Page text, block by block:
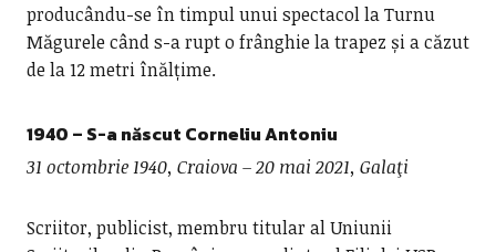
producându-se în timpul unui spectacol la Turnu
Măgurele când s-a rupt o frânghie la trapez și a căzut
de la 12 metri înălțime.
1940 – S-a născut Corneliu Antoniu
31 octombrie 1940, Craiova – 20 mai 2021, Galaţi
Scriitor, publicist, membru titular al Uniunii